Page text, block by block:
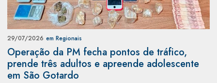
29/07/2026 em Regionais
Operação da PM fecha pontos de tráfico,
prende três adultos e apreende adolescente
em São Gotardo